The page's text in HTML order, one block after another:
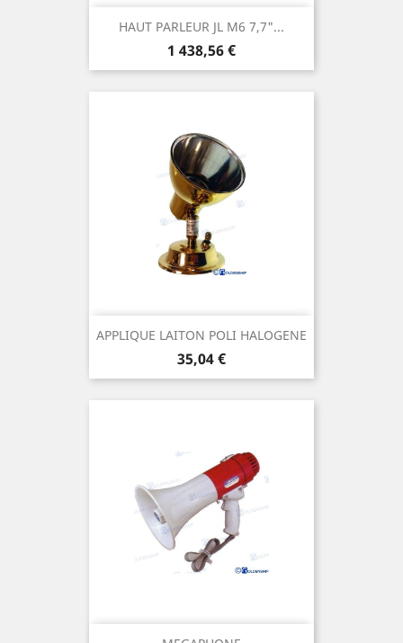
HAUT PARLEUR JL M6 7,7"...
Prix
1 438,56 €
APPLIQUE LAITON POLI HALOGENE
Prix
35,04 €